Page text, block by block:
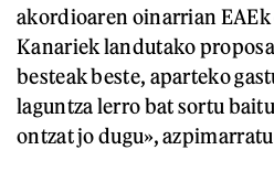
akordioaren oinarrian EAEk
Kanariek landutako
besteak beste, aparteko
laguntza lerro bat sortu
ontzat jo dugu»,